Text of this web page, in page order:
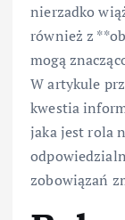
nierzadko
również z
mogą
W artykule
kwestia
jaka jest rola
zobowiązań